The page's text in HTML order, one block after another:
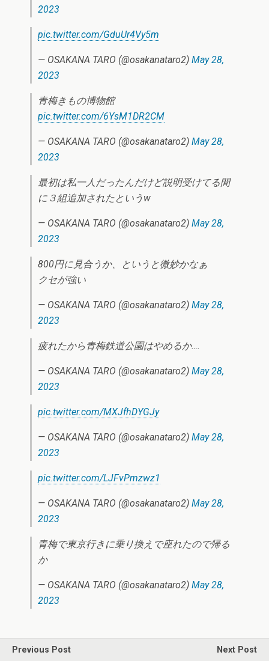
2023
pic.twitter.com/GduUr4Vy5m
— OSAKANA TARO (@osakanataro2) May 28,
2023
青梅きもの博物館
pic.twitter.com/6YsM1DR2CM
— OSAKANA TARO (@osakanataro2) May 28,
2023
最初は私一人だったんだけど説明受けてる間
に３組追加されたというw
— OSAKANA TARO (@osakanataro2) May 28,
2023
800円に見合うか、というと微妙かなぁ
クセが強い
— OSAKANA TARO (@osakanataro2) May 28,
2023
疲れたから青梅鉄道公園はやめるか….
— OSAKANA TARO (@osakanataro2) May 28,
2023
pic.twitter.com/MXJfhDYGJy
— OSAKANA TARO (@osakanataro2) May 28,
2023
pic.twitter.com/LJFvPmzwz1
— OSAKANA TARO (@osakanataro2) May 28,
2023
青梅で東京行きに乗り換えで座れたので帰る
か
— OSAKANA TARO (@osakanataro2) May 28,
2023
Previous Post
Next Post